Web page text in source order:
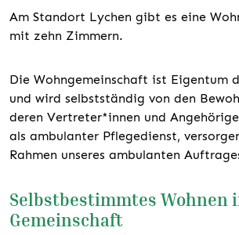
Am Standort Lychen gibt es eine
mit zehn Zimmern.
Die Wohngemeinschaft ist Eigentum
und wird selbstständig von den
deren Vertreter*innen und
als ambulanter Pflegedienst,
Rahmen unseres ambulanten
Selbstbestimmtes Wohnen
Gemeinschaft